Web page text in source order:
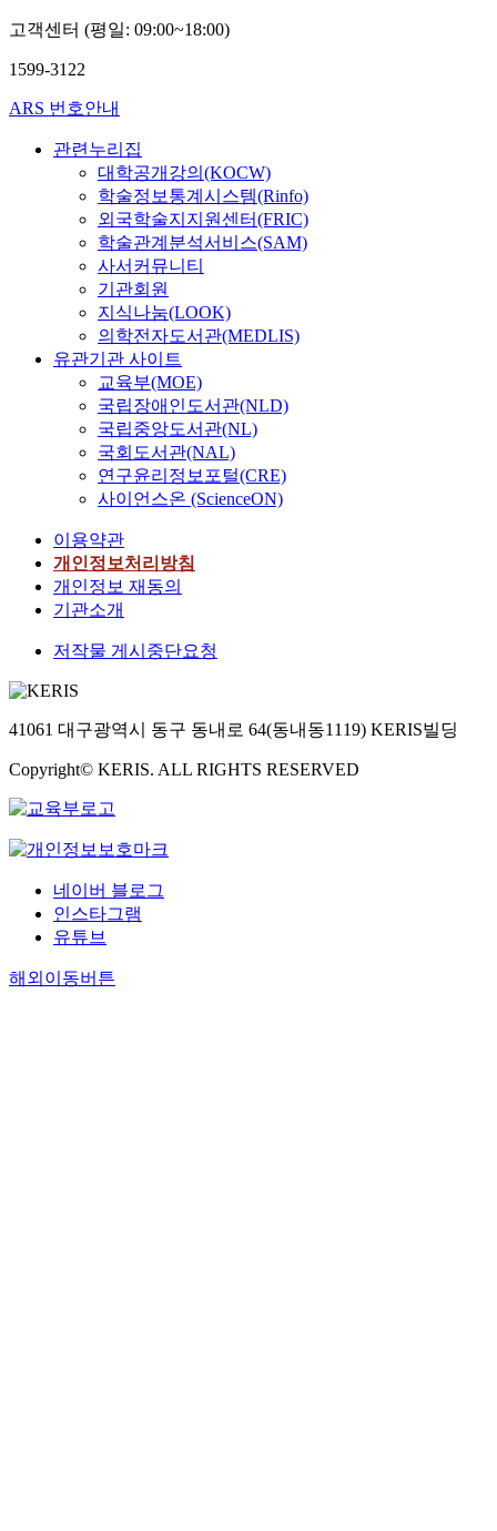
고객센터 (평일: 09:00~18:00)
1599-3122
ARS 번호안내
관련누리집
대학공개강의(KOCW)
학술정보통계시스템(Rinfo)
외국학술지지원센터(FRIC)
학술관계분석서비스(SAM)
사서커뮤니티
기관회원
지식나눔(LOOK)
의학전자도서관(MEDLIS)
유관기관 사이트
교육부(MOE)
국립장애인도서관(NLD)
국립중앙도서관(NL)
국회도서관(NAL)
연구윤리정보포털(CRE)
사이언스온 (ScienceON)
이용약관
개인정보처리방침
개인정보 재동의
기관소개
저작물 게시중단요청
41061 대구광역시 동구 동내로 64(동내동1119) KERIS빌딩
Copyright© KERIS. ALL RIGHTS RESERVED
네이버 블로그
인스타그램
유튜브
해외이동버튼